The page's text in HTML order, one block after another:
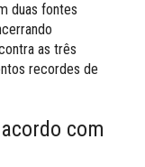
duas fontes
as três
recordes de
com